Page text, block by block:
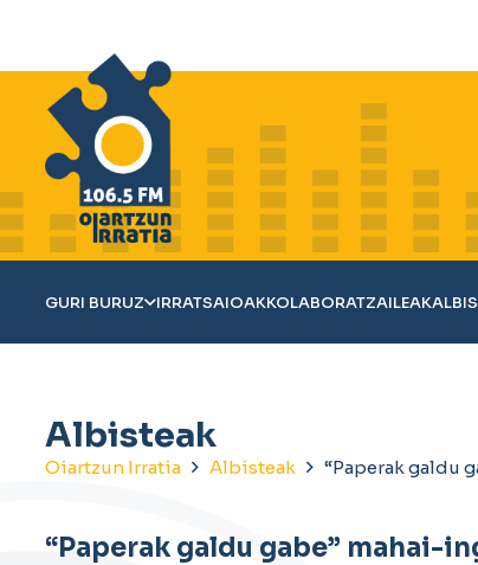
GURI BURUZ IRRATSAIOAKKOLABORATZAILEAK
Albisteak
Oiartzun Irratia Albisteak “Paperak galdu
“Paperak galdu gabe” mahai-